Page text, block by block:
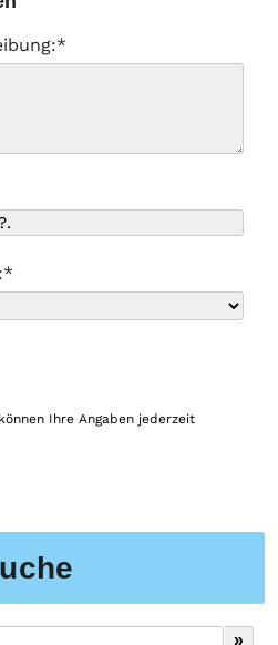
Ihre Angaben jederzeit